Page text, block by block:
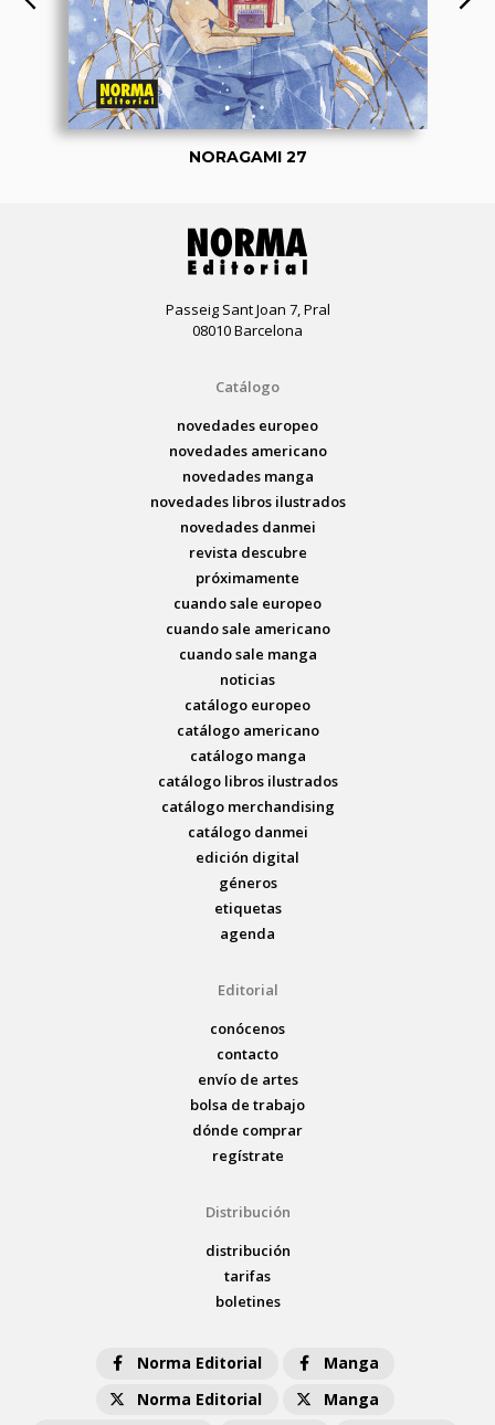
NORAGAMI 27
Passeig Sant Joan 7, Pral
08010 Barcelona
Catálogo
novedades europeo
novedades americano
novedades manga
novedades libros ilustrados
novedades danmei
revista descubre
próximamente
cuando sale europeo
cuando sale americano
cuando sale manga
noticias
catálogo europeo
catálogo americano
catálogo manga
catálogo libros ilustrados
catálogo merchandising
catálogo danmei
edición digital
géneros
etiquetas
agenda
Editorial
conócenos
contacto
envío de artes
bolsa de trabajo
dónde comprar
regístrate
Distribución
distribución
tarifas
boletines
Norma Editorial
Manga
Norma Editorial
Manga